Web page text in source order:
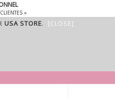
»
USA STORE. [CLOSE]